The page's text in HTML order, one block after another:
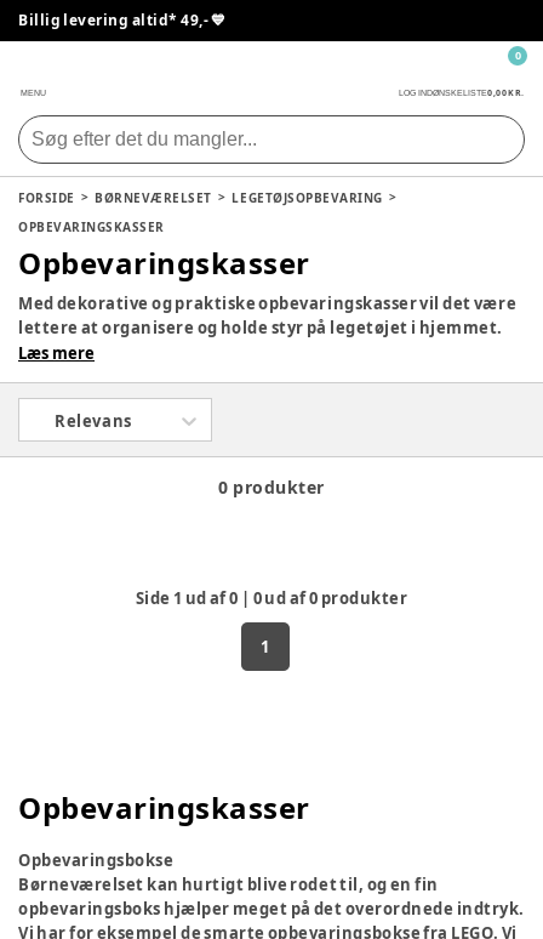
Billig levering altid* 49,- 💙
MENU LOG INDØNSKELISTE0,00 KR.
0
FORSIDE BØRNEVÆRELSET
LEGETØJSOPBEVARING
OPBEVARINGSKASSER
Opbevaringskasser
Med dekorative og praktiske opbevaringskasser vil det være
lettere at organisere og holde styr på legetøjet i hjemmet.
Med opbevaringskasser kan du hurtig fjerne unødvendigt
design og størrelser i forskellige farver og materialer. Se
bl.a. de smarte kasser fra
ByDeer.
Læs mere
Relevans
0 produkter
Side 1 ud af0 | 0ud af0 produkter
1
Opbevaringskasser
Opbevaringsbokse
Børneværelset kan hurtigt blive rodet til, og en fin
opbevaringsboks hjælper meget på det overordnede indtryk.
Vi har for eksempelde smarte opbevaringsbokse fra LEGO. Vi